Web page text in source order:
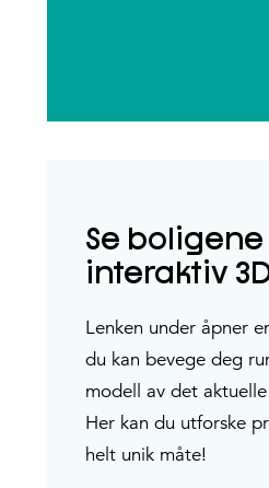
Se boligene
interaktiv
Lenken under åpner
du kan bevege deg
modell av det
Her kan du utforske
helt unik måte!